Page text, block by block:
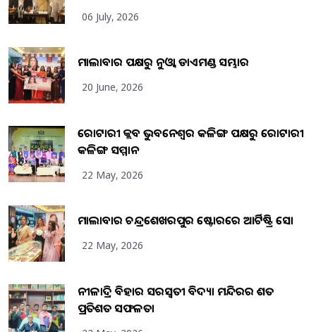
06 July, 2026
ମାଲାବାର ପକ୍ଷରୁ ନୁଓ୍ବା ଡାଏମଣ୍ଡ ସମ୍ଭାର
20 June, 2026
ରୋଟାରୀ କ୍ଲବ ଭୁବନେଶ୍ୱର କଳିଙ୍ଗ ପକ୍ଷରୁ ରୋଟାରୀ
କଳିଙ୍ଗ ସମ୍ମାନ
22 May, 2026
ମାଲାବାର ଚନ୍ଦ୍ରଶେଖରପୁର ଷ୍ଟୋରରେ ଆର୍ଟିଷ୍ଟ୍ରି ସୋ
22 May, 2026
ନୀଳାଦ୍ରି ବିହାର ସରସ୍ୱତୀ ବିଦ୍ୟା ମନ୍ଦିରର ଶତ
ପ୍ରତିଶତ ସଫଳତା